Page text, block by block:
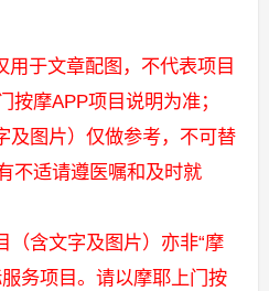
用于文章配图，不代表项目
按摩APP项目说明为准；
及图片）仅做参考，不可替
不适请遵医嘱和及时就
（含文字及图片）亦非“摩
务项目。请以摩耶上门按